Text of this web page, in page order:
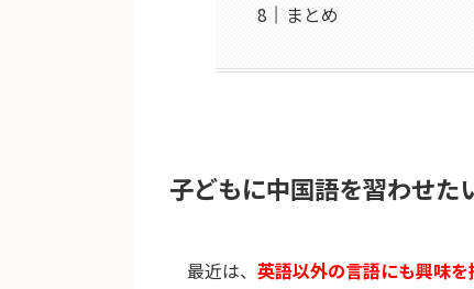
まとめ
子どもに中国語を習わせた
最近は、 英語以外の言語にも興味